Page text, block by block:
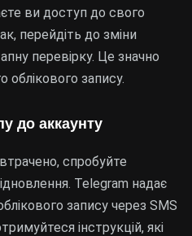
ви доступ до свого
перейдіть до зміни
перевірку. Це значно
запису.
до аккаунту
спробуйте
Telegram надає
запису через SMS
інструкцій, які